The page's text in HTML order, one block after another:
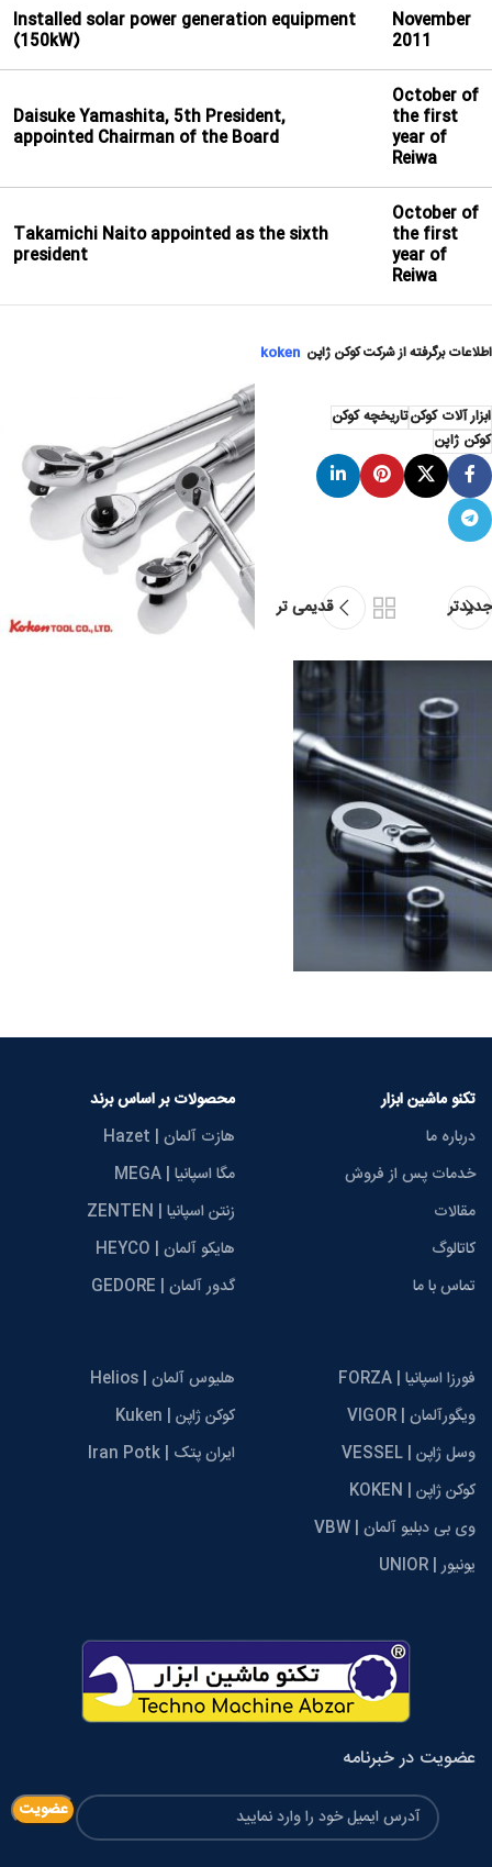
November
2011
Installed solar power generation equipment
(150kW)
October of
the first
year of
Reiwa
Daisuke Yamashita, 5th President,
appointed Chairman of the Board
October of
the first
year of
Reiwa
Takamichi Naito appointed as the sixth
president
اطلاعات برگرفته از شرکت کوکن ژاپن koken
ابزار آلات کوکنتاریخچه کوکن
کوکن ژاپن
جدیدتر قدیمی تر
تکنو ماشین ابزار
درباره ما
خدمات پس از فروش
مقالات
کاتالوگ
تماس با ما
محصولات بر اساس برند
هازت آلمان | Hazet
مگا اسپانیا | MEGA
زنتن اسپانیا | ZENTEN
هایکو آلمان | HEYCO
گدور آلمان | GEDORE
فورزا اسپانیا | FORZA
ویگورآلمان | VIGOR
وسل ژاپن | VESSEL
کوکن ژاپن | KOKEN
وی بی دبلیو آلمان | VBW
یونیور | UNIOR
هلیوس آلمان | Helios
کوکن ژاپن | Kuken
ایران پتک | Iran Potk
عضویت در خبرنامه